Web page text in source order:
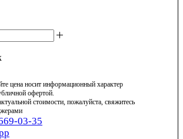
цена носит информационный характер
офертой.
стоимости, пожалуйста, свяжитесь
03-35